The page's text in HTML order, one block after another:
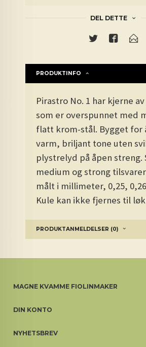
DEL DETTE
PRODUKTINFO
Pirastro No. 1 har kjerne
som er overspunnet med
flatt krom-stål. Bygget for
varm, briljant tone uten
plystrelyd på åpen streng.
medium og strong
målt i millimeter, 0,25,
Kule kan ikke fjernes til
PRODUKTANMELDELSER (0)
MAGNE KVAMME FIOLINMAKER
DIN KONTO
NYHETSBREV